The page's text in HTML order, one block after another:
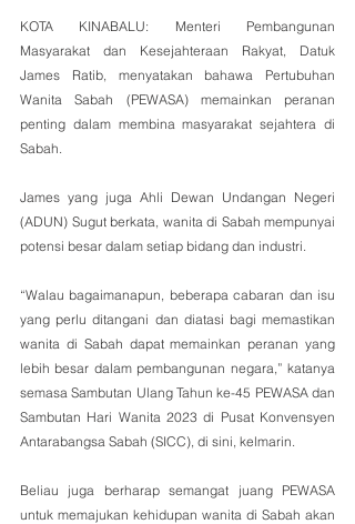
KOTA KINABALU: Menteri Pembangunan
Masyarakat dan Kesejahteraan Rakyat, Datuk
James Ratib, menyatakan bahawa Pertubuhan
Wanita Sabah (PEWASA) memainkan peranan
penting dalam membina masyarakat sejahtera di
Sabah.
James yang juga Ahli Dewan Undangan Negeri
(ADUN) Sugut berkata, wanita di Sabah mempunyai
potensi besar dalam setiap bidang dan industri.
“Walau bagaimanapun, beberapa cabaran dan isu
yang perlu ditangani dan diatasi bagi memastikan
wanita di Sabah dapat memainkan peranan yang
lebih besar dalam pembangunan negara,” katanya
semasa Sambutan Ulang Tahun ke-45 PEWASA dan
Sambutan Hari Wanita 2023 di Pusat Konvensyen
Antarabangsa Sabah (SICC), di sini, kelmarin.
Beliau juga berharap semangat juang PEWASA
untuk memajukan kehidupan wanita di Sabah akan